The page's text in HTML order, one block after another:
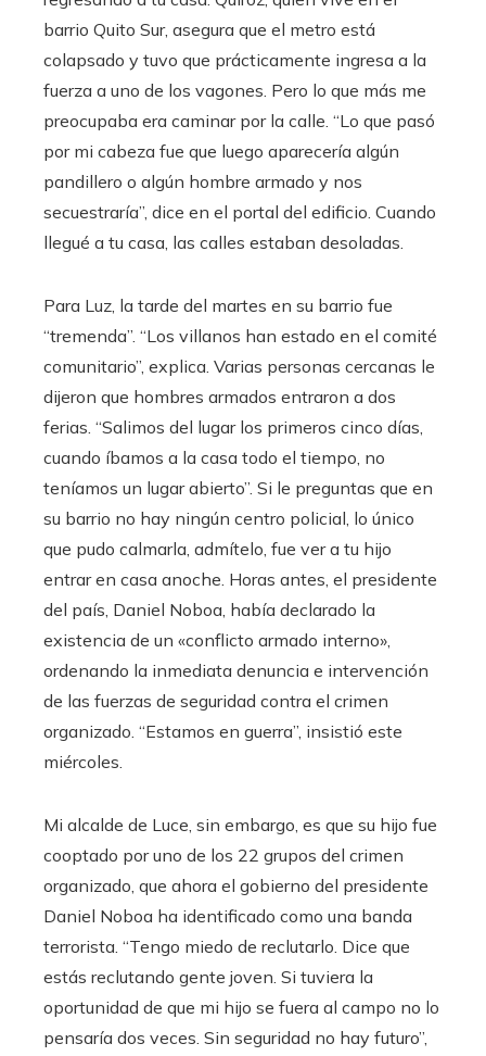
barrio Quito Sur, asegura que el metro está
colapsado y tuvo que prácticamente ingresa a la
fuerza a uno de los vagones. Pero lo que más me
preocupaba era caminar por la calle. “Lo que pasó
por mi cabeza fue que luego aparecería algún
pandillero o algún hombre armado y nos
secuestraría”, dice en el portal del edificio. Cuando
llegué a tu casa, las calles estaban desoladas.
Para Luz, la tarde del martes en su barrio fue
“tremenda”. “Los villanos han estado en el comité
comunitario”, explica. Varias personas cercanas le
dijeron que hombres armados entraron a dos
ferias. “Salimos del lugar los primeros cinco días,
cuando íbamos a la casa todo el tiempo, no
teníamos un lugar abierto”. Si le preguntas que en
su barrio no hay ningún centro policial, lo único
que pudo calmarla, admítelo, fue ver a tu hijo
entrar en casa anoche. Horas antes, el presidente
del país, Daniel Noboa, había declarado la
existencia de un «conflicto armado interno»,
ordenando la inmediata denuncia e intervención
de las fuerzas de seguridad contra el crimen
organizado. “Estamos en guerra”, insistió este
miércoles.
Mi alcalde de Luce, sin embargo, es que su hijo fue
cooptado por uno de los 22 grupos del crimen
organizado, que ahora el gobierno del presidente
Daniel Noboa ha identificado como una banda
terrorista. “Tengo miedo de reclutarlo. Dice que
estás reclutando gente joven. Si tuviera la
oportunidad de que mi hijo se fuera al campo no lo
pensaría dos veces. Sin seguridad no hay futuro”,